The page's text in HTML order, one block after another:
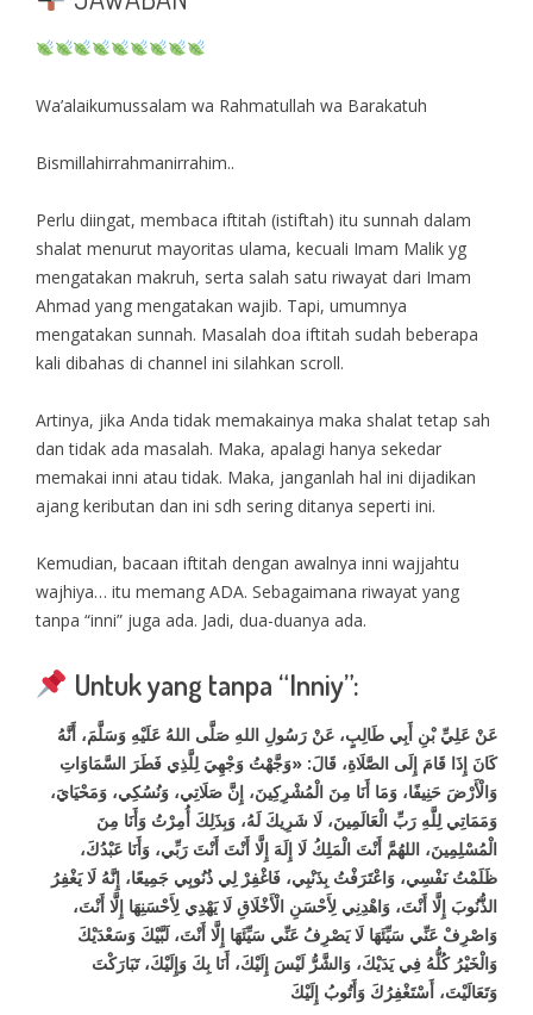
Wa’alaikumussalam wa Rahmatullah wa Barakatuh
Bismillahirrahmanirrahim..
Perlu diingat, membaca iftitah (istiftah) itu sunnah dalam
shalat menurut mayoritas ulama, kecuali Imam Malik yg
mengatakan makruh, serta salah satu riwayat dari Imam
Ahmad yang mengatakan wajib. Tapi, umumnya
mengatakan sunnah. Masalah doa iftitah sudah beberapa
kali dibahas di channel ini silahkan scroll.
Artinya, jika Anda tidak memakainya maka shalat tetap sah
dan tidak ada masalah. Maka, apalagi hanya sekedar
memakai inni atau tidak. Maka, janganlah hal ini dijadikan
ajang keributan dan ini sdh sering ditanya seperti ini.
Kemudian, bacaan iftitah dengan awalnya inni wajjahtu
wajhiya… itu memang ADA. Sebagaimana riwayat yang
tanpa “inni” juga ada. Jadi, dua-duanya ada.
Untuk yang tanpa “Inniy”:
عَنْ عَلِيِّ بْنِ أَبِي طَالِبٍ، عَنْ رَسُولِ اللهِ صَلَّى اللهُ عَلَيْهِ وَسَلَّمَ، أَنَّهُ
كَانَ إِذَا قَامَ إِلَى الصَّلَاةِ، قَالَ: «وَجَّهْتُ وَجْهِيَ لِلَّذِي فَطَرَ السَّمَاوَاتِ
وَالْأَرْضَ حَنِيفًا، وَمَا أَنَا مِنَ الْمُشْرِكِينَ، إِنَّ صَلَاتِي، وَنُسُكِي، وَمَحْيَايَ،
وَمَمَاتِي لِلَّهِ رَبِّ الْعَالَمِينَ، لَا شَرِيكَ لَهُ، وَبِذَلِكَ أُمِرْتُ وَأَنَا مِنَ
الْمُسْلِمِينَ، اللهُمَّ أَنْتَ الْمَلِكُ لَا إِلَهَ إِلَّا أَنْتَ أَنْتَ رَبِّي، وَأَنَا عَبْدُكَ،
ظَلَمْتُ نَفْسِي، وَاعْتَرَفْتُ بِذَنْبِي، فَاغْفِرْ لِي ذُنُوبِي جَمِيعًا، إِنَّهُ لَا يَغْفِرُ
الذُّنُوبَ إِلَّا أَنْتَ، وَاهْدِنِي لِأَحْسَنِ الْأَخْلَاقِ لَا يَهْدِي لِأَحْسَنِهَا إِلَّا أَنْتَ،
وَاصْرِفْ عَنِّي سَيِّئَهَا لَا يَصْرِفُ عَنِّي سَيِّئَهَا إِلَّا أَنْتَ، لَبَّيْكَ وَسَعْدَيْكَ
وَالْخَيْرُ كُلُّهُ فِي يَدَيْكَ، وَالشَّرُّ لَيْسَ إِلَيْكَ، أَنَا بِكَ وَإِلَيْكَ، تَبَارَكْتَ
وَتَعَالَيْتَ، أَسْتَغْفِرُكَ وَأَتُوبُ إِلَيْكَ